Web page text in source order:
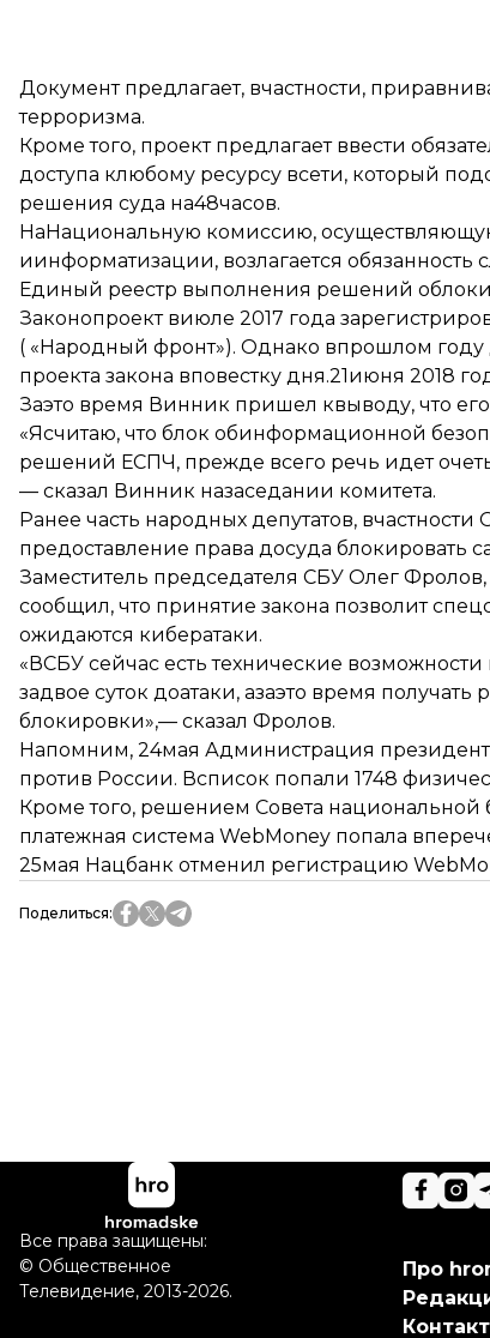
Документ предлагает, вчастности,
терроризма.
Кроме того, проект предлагает ввести
доступа клюбому ресурсу всети, который
решения суда на48часов.
НаНациональную комиссию,
иинформатизации, возлагается обязанность
Единый реестр выполнения решений
Законопроект виюле 2017 года
( «Народный фронт»). Однако впрошлом
проекта закона вповестку дня.21июня 2018
Заэто время Винник пришел квыводу, что
«Ясчитаю, что блок обинформационной
решений ЕСПЧ, прежде всего речь идет
— сказал Винник назаседании комитета.
Ранее часть народных депутатов,
предоставление права досуда блокировать
Заместитель председателя СБУ Олег
сообщил, что принятие закона позволит
ожидаются кибератаки.
«ВСБУ сейчас есть технические
задвое суток доатаки, азаэто время
блокировки»,— сказал Фролов.
Напомним, 24мая Администрация
против России. Всписок попали 1748
Кроме того, решением Совета
платежная система WebMoney попала
25мая Нацбанк отменил регистрацию
Поделиться:
Про
Все права защищены:
© Общественное
Телевидение, 2013-2026.